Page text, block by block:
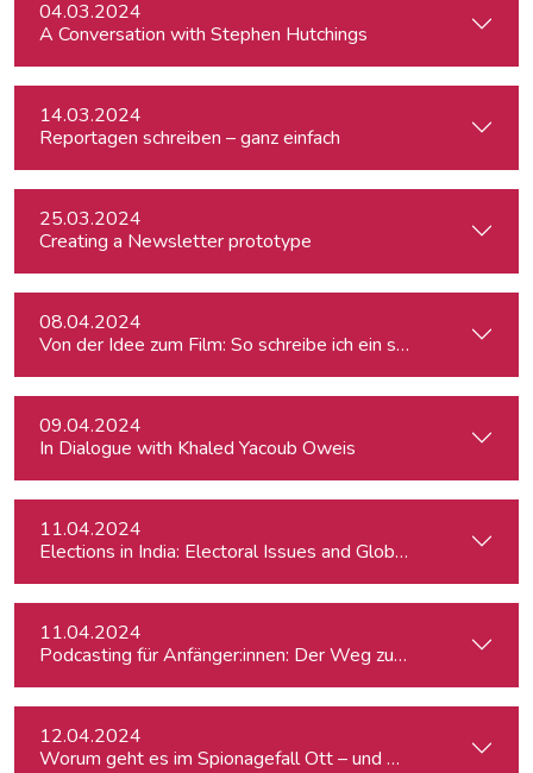
04.03.2024
A Conversation with Stephen Hutchings
14.03.2024
Reportagen schreiben – ganz einfach
25.03.2024
Creating a Newsletter prototype
08.04.2024
Von der Idee zum Film: So schreibe ich ein schlüssiges
09.04.2024
In Dialogue with Khaled Yacoub Oweis
11.04.2024
Elections in India: Electoral Issues and Global Ambitions
11.04.2024
Podcasting für Anfänger:innen: Der Weg zum eigenen
12.04.2024
Worum geht es im Spionagefall Ott – und wie reagiert die